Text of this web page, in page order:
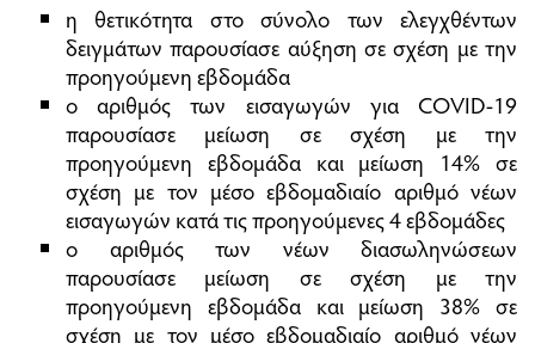
η θετικότητα στο σύνολο των ελεγχθέντων
δειγμάτων παρουσίασε αύξηση σε σχέση με την
προηγούμενη εβδομάδα
ο αριθμός των εισαγωγών για COVID-19
παρουσίασε μείωση σε σχέση με την
προηγούμενη εβδομάδα και μείωση 14% σε
σχέση με τον μέσο εβδομαδιαίο αριθμό νέων
εισαγωγών κατά τις προηγούμενες 4 εβδομάδες
ο αριθμός των νέων διασωληνώσεων
παρουσίασε μείωση σε σχέση με την
προηγούμενη εβδομάδα και μείωση 38% σε
σχέση με τον μέσο εβδομαδιαίο αριθμό νέων